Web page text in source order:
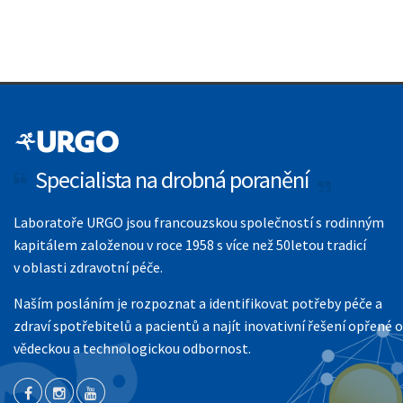
Specialista na drobná poranění
Laboratoře URGO jsou francouzskou společností s rodinným
kapitálem založenou v roce 1958 s více než 50letou tradicí
v oblasti zdravotní péče.
Naším posláním je rozpoznat a identifikovat potřeby péče a
zdraví spotřebitelů a pacientů a najít inovativní řešení opřené o
vědeckou a technologickou odbornost.